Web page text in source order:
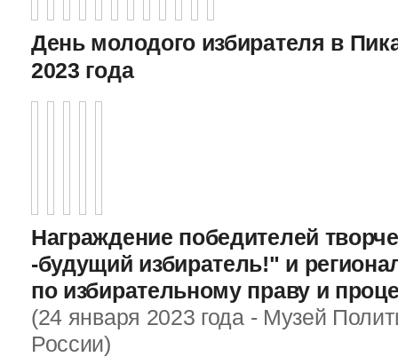
День молодого избирателя в
2023 года
Награждение победителей
-будущий избиратель!" и
по избирательному праву и
(24 января 2023 года - Музей
России)